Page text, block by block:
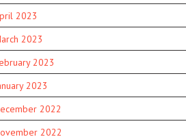
2023
2023
2023
2023
2022
2022